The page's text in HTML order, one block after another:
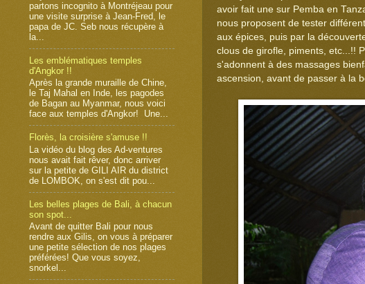
avoir fait une sur Pemba en
nous proposent de tester
aux épices, puis par la
clous de girofle, piments, etc...!!
s'adonnent à des massages
ascension, avant de passer à la
partons incognito à Montréjeau pour
une visite surprise à Jean-Fred, le
papa de JC. Seb nous récupère à
la...
Les emblématiques temples
d'Angkor !!
Après la grande muraille de Chine,
le Taj Mahal en Inde, les pagodes
de Bagan au Myanmar, nous voici
face aux temples d'Angkor! Une...
Florès, la croisière s'amuse !!
La vidéo du blog des Ad-ventures
nous avait fait rêver, donc arriver
sur la petite de GILI AIR du district
de LOMBOK, on s'est dit pou...
Les belles plages de Bali, à chacun
son spot...
Avant de quitter Bali pour nous
rendre aux Gilis, on vous à préparer
une petite sélection de nos plages
préférées! Que vous soyez,
snorkel...